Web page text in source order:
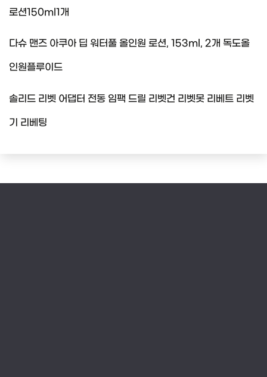
로션150ml1개
다슈 맨즈 아쿠아 딥 워터풀 올인원 로션, 153ml, 2개 독도올
인원플루이드
솔리드 리벳 어댑터 전동 임팩 드릴 리벳건 리벳못 리베트 리벳
기 리베팅